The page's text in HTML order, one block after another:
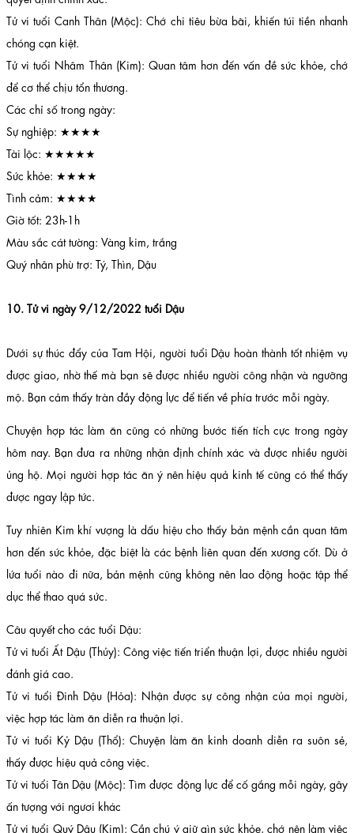
Tử vi tuổi Canh Thân (Mộc): Chớ chi tiêu bừa bãi, khiến túi tiền nhanh
chóng cạn kiệt.
Tử vi tuổi Nhâm Thân (Kim): Quan tâm hơn đến vấn đề sức khỏe, chớ
để cơ thể chịu tổn thương.
Các chỉ số trong ngày:
Sự nghiệp: ★★★★
Tài lộc: ★★★★★
Sức khỏe: ★★★★
Tình cảm: ★★★★
Giờ tốt: 23h-1h
Màu sắc cát tường: Vàng kim, trắng
Quý nhân phù trợ: Tý, Thìn, Dậu
10. Tử vi ngày 9/12/2022 tuổi Dậu
Dưới sự thúc đẩy của Tam Hội, người tuổi Dậu hoàn thành tốt nhiệm vụ
được giao, nhờ thế mà bạn sẽ được nhiều người công nhận và ngưỡng
mộ. Bạn cảm thấy tràn đầy động lực để tiến về phía trước mỗi ngày.
Chuyện hợp tác làm ăn cũng có những bước tiến tích cực trong ngày
hôm nay. Bạn đưa ra những nhận định chính xác và được nhiều người
ủng hộ. Mọi người hợp tác ăn ý nên hiệu quả kinh tế cũng có thể thấy
được ngay lập tức.
Tuy nhiên Kim khí vượng là dấu hiệu cho thấy bản mệnh cần quan tâm
hơn đến sức khỏe, đặc biệt là các bệnh liên quan đến xương cốt. Dù ở
lứa tuổi nào đi nữa, bản mệnh cũng không nên lao động hoặc tập thể
dục thể thao quá sức.
Câu quyết cho các tuổi Dậu:
Tử vi tuổi Ất Dậu (Thủy): Công việc tiến triển thuận lợi, được nhiều người
đánh giá cao.
Tử vi tuổi Đinh Dậu (Hỏa): Nhận được sự công nhận của mọi người,
việc hợp tác làm ăn diễn ra thuận lợi.
Tử vi tuổi Kỷ Dậu (Thổ): Chuyện làm ăn kinh doanh diễn ra suôn sẻ,
thấy được hiệu quả công việc.
Tử vi tuổi Tân Dậu (Mộc): Tìm được động lực để cố gắng mỗi ngày, gây
ấn tượng với ngươi khác
Tử vi tuổi Quý Dậu (Kim): Cần chú ý giữ gìn sức khỏe, chớ nên làm việc